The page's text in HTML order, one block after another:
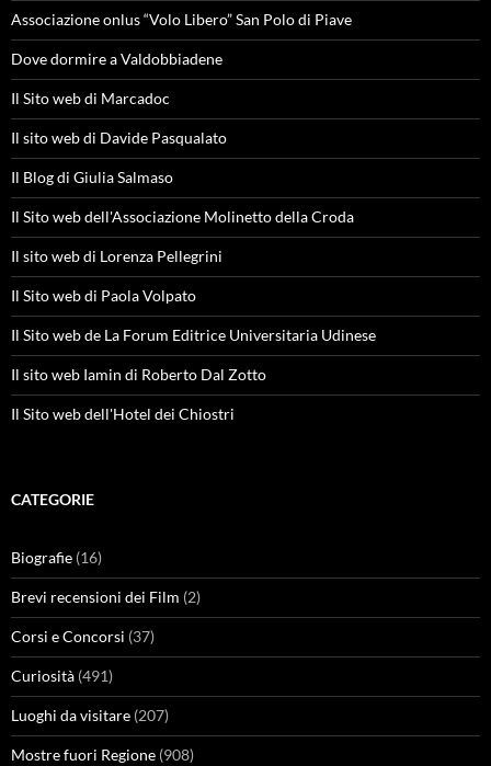
Associazione onlus “Volo Libero” San Polo di Piave
Dove dormire a Valdobbiadene
Il Sito web di Marcadoc
Il sito web di Davide Pasqualato
Il Blog di Giulia Salmaso
Il Sito web dell'Associazione Molinetto della Croda
Il sito web di Lorenza Pellegrini
Il Sito web di Paola Volpato
Il Sito web de La Forum Editrice Universitaria Udinese
Il sito web Iamin di Roberto Dal Zotto
Il Sito web dell'Hotel dei Chiostri
CATEGORIE
Biografie (16)
Brevi recensioni dei Film (2)
Corsi e Concorsi (37)
Curiosità (491)
Luoghi da visitare (207)
Mostre fuori Regione (908)